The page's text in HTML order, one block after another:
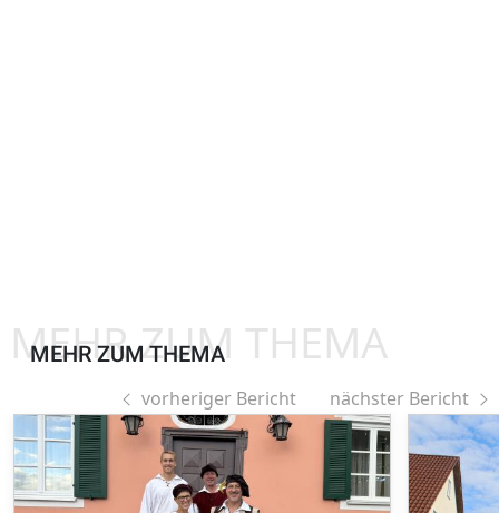
MEHR ZUM THEMA
MEHR ZUM THEMA
vorheriger Bericht nächster Bericht